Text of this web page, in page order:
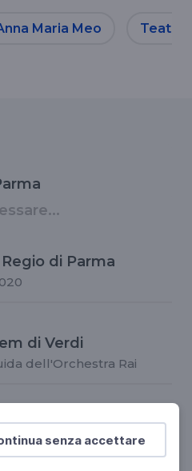
senza accettare
Maria Meo Teatro
di Parma
di Verdi
dell'Orchestra Rai
Schiavi
Rai